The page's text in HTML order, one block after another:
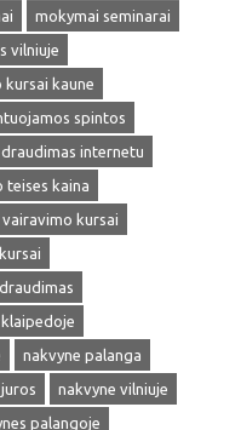
mokymai seminarai
vilniuje
kursai kaune
spintos
internetu
teises kaina
kursai
nakvyne palanga
nakvyne vilniuje
palangoje